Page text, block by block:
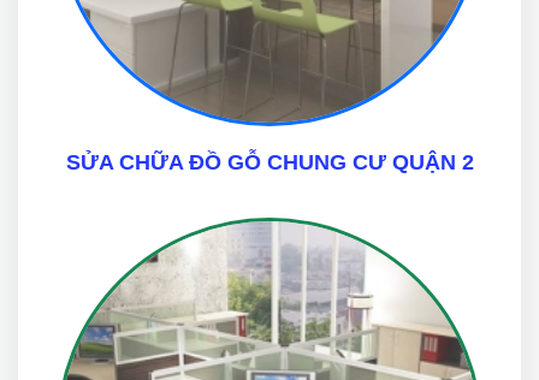
SỬA CHỮA ĐỒ GỖ CHUNG CƯ QUẬN 2